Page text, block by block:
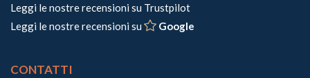
Leggi le nostre recensioni su Trustpilot
Leggi le nostre recensioni su
Google
CONTATTI